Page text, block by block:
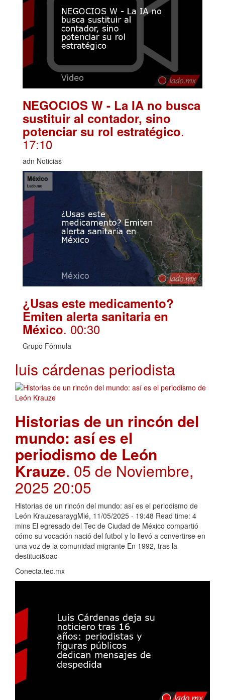
NEGOCIOS W - La IA no busca
sustituir al contador, sino
potenciar su rol estratégico.
17:10
adn Noticias
¿Usas este medicamento?
Emiten alerta sanitaria en
México. 00:30
Grupo Fórmula
luis cárdenas periodista
Historias de un rincón del
mundo: así es el
periodismo de León
Krauze. 05 de Noviembre,
2025 20:05
Historias de un rincón del mundo: así es el periodismo de
León KrauzesaraygMié, 11/05/2025 - 19:48 Read time: 4
mins El egresado del Tec de Ciudad de México compartió
cómo su vocación nació del futbol y lo llevó a convertirse en
una voz de la comunidad migrante En 1992, tras la
destituci&oac
Conecta.tec.mx